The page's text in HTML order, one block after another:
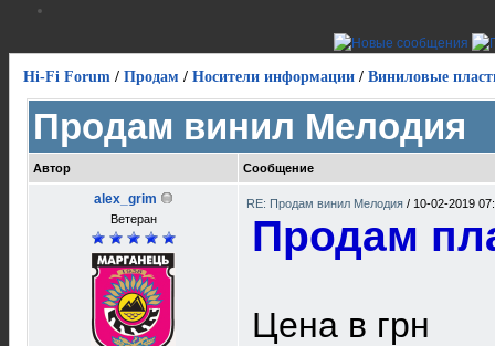
Hi-Fi Forum / Продам / Носители информации / Виниловые
Продам винил Мелодия
Автор Сообщение
alex_grim
Ветеран
RE: Продам винил Мелодия / 10-02-2019
Продам
Цена в грн